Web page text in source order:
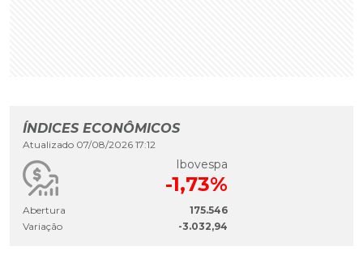
ÍNDICES ECONÔMICOS
Atualizado 07/08/2026 17:12
Ibovespa
-1,73%
Abertura
175.546
Variação
-3.032,94